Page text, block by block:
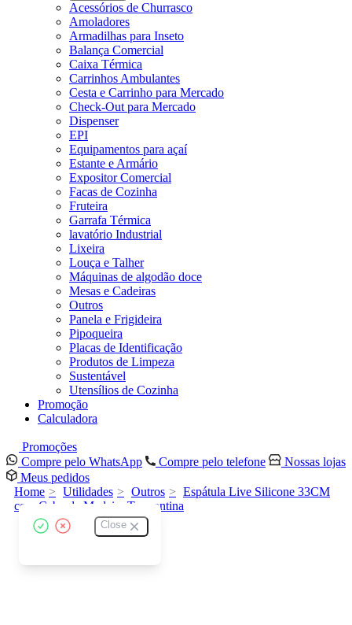
Acessórios de Churrasco
Amoladores
Armadilhas para Inseto
Balança Comercial
Caixa Térmica
Carrinhos Ambulantes
Cesta e Carrinho para Mercado
Check-Out para Mercado
Dispenser
EPI
Equipamentos para açaí
Estante e Armário
Expositor Comercial
Facas de Cozinha
Fruteira
Garrafa Térmica
lavatório Industrial
Lixeira
Louça e Talher
Máquinas de algodão doce
Mesas e Cadeiras
Outros
Panela e Frigideira
Pipoqueira
Placas de Identificação
Produtos de Limpeza
Sustentável
Utensílios de Cozinha
Promoção
Calculadora
Promoções
Compre pelo WhatsApp
Compre pelo telefone
Nossas lojas
Meus pedidos
Close
Home Utilidades Outros
Espátula Live Silicone 33CM
com Cabo de Madeira Tramontina